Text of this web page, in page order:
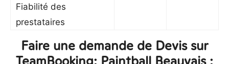
Fiabilité des
prestataires
Faire une demande de Devis sur